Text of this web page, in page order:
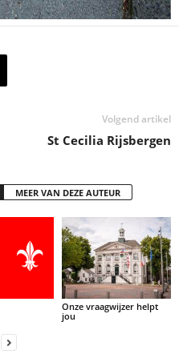
Volgend artikel
St Cecilia Rijsbergen
MEER VAN DEZE AUTEUR
Onze vraagwijzer helpt
jou